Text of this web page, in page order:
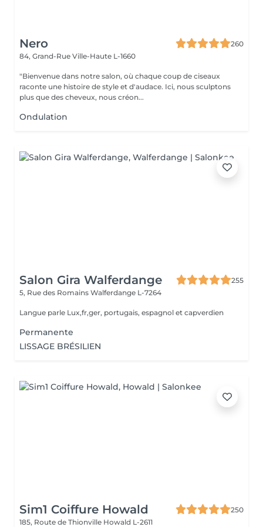
Nero
260
84, Grand-Rue Ville-Haute L-1660
"Bienvenue dans notre salon, où chaque coup de ciseaux
raconte une histoire de style et d'audace. Ici, nous sculptons
plus que des cheveux, nous créon...
Ondulation
Salon Gira Walferdange
255
5, Rue des Romains Walferdange L-7264
Langue parle Lux,fr,ger, portugais, espagnol et capverdien
Permanente
LISSAGE BRÉSILIEN
Sim1 Coiffure Howald
250
185, Route de Thionville Howald L-2611